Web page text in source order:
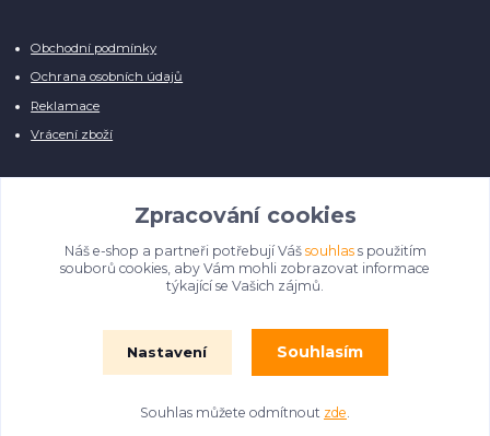
Obchodní podmínky
Ochrana osobních údajů
Reklamace
Vrácení zboží
Manuálně pro Vás kontrolujeme každý produkt, přesto se může stát, že u
několika z nich je vyobrazen pouze obrázek informativního charakteru.
Omlouváme se, na úpravě databáze pilně pracujeme.
Vytvořeno na
Eshop-rychle.cz
Zpracování cookies
Náš e-shop a partneři potřebují Váš souhlass použitím
souborů cookies, aby Vám mohli zobrazovat informace
týkající se Vašich zájmů.
Nastavení Souhlasím
Souhlas můžete odmítnout zde